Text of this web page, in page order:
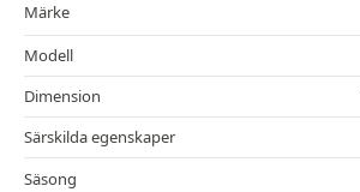
Märke
Modell
Dimension
Särskilda egenskaper
Säsong